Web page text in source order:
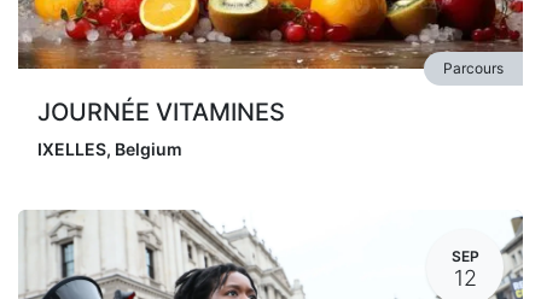
JOURNÉE VITAMINES
Parcours
IXELLES, Belgium
SEP
12